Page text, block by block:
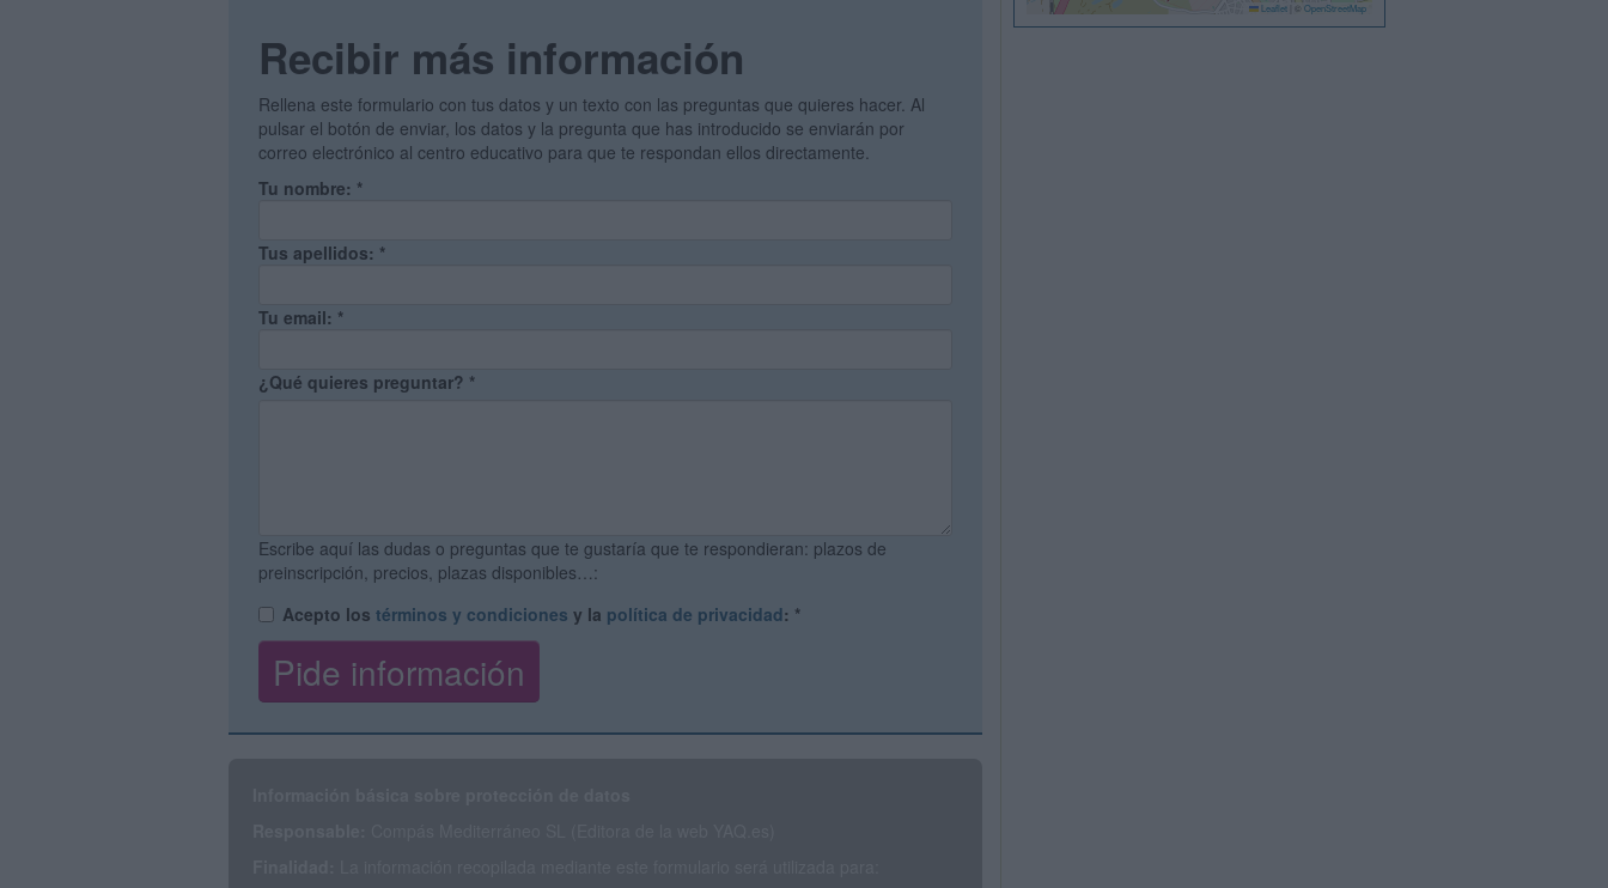
Recibir más información
Rellena este formulario con tus datos y un texto con las preguntas que quieres hacer. Al
pulsar el botón de enviar, los datos y la pregunta que has introducido se enviarán por
correo electrónico al centro educativo para que te respondan ellos directamente.
Tu nombre: *
Tus apellidos: *
Tu email: *
¿Qué quieres preguntar? *
Escribe aquí las dudas o preguntas que te gustaría que te respondieran: plazos de
preinscripción, precios, plazas disponibles…:
Acepto los términos y condiciones y la política de privacidad: *
Leaflet © OpenStreetMap